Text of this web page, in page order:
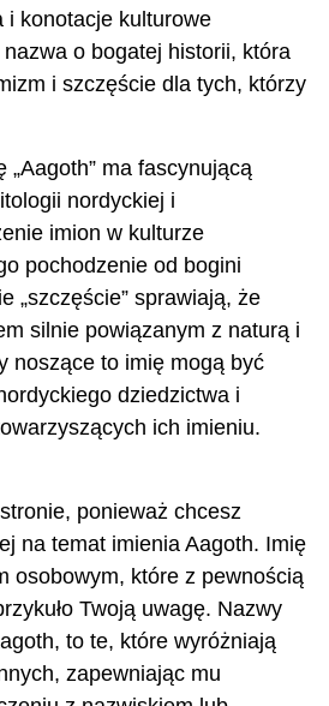
i konotacje kulturowe
o bogatej historii, która
i szczęście dla tych, którzy
„Aagoth” ma fascynującą
nordyckiej i
imion w kulturze
pochodzenie od bogini
„szczęście” sprawiają, że
silnie powiązanym z naturą i
noszące to imię mogą być
dziedzictwa i
ich imieniu.
ponieważ chcesz
na temat imienia Aagoth. Imię
osobowym, które z pewnością
Twoją uwagę. Nazwy
to te, które wyróżniają
zapewniając mu